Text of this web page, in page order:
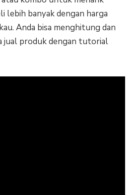
lebih banyak dengan harga
Anda bisa menghitung dan
jual produk dengan tutorial